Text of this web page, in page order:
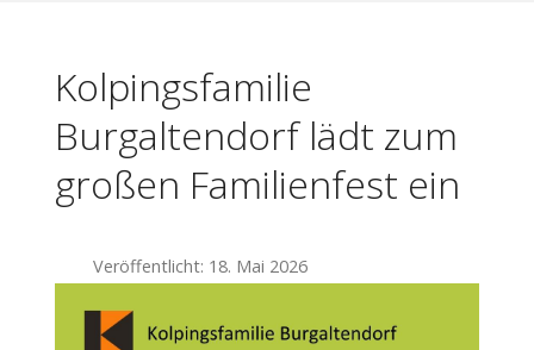
Kolpingsfamilie
Burgaltendorf lädt zum
großen Familienfest ein
Veröffentlicht: 18. Mai 2026